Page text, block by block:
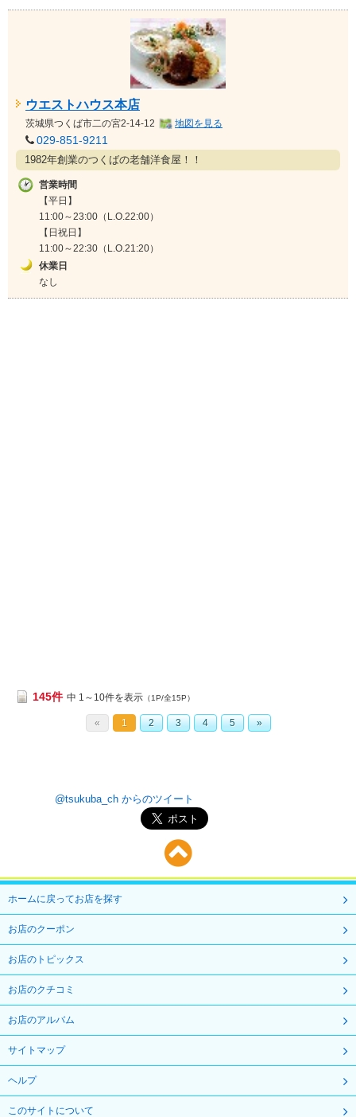
ウエストハウス本店
茨城県つくば市二の宮2-14-12 地図を見る
029-851-9211
1982年創業のつくばの老舗洋食屋！！
営業時間
【平日】
11:00～23:00（L.O.22:00）
【日祝日】
11:00～22:30（L.O.21:20）
休業日
なし
145件 中 1～10件を表示 （1P/全15P）
« 1 2 3 4 5 »
@tsukuba_ch からのツイート
ホームに戻ってお店を探す
お店のクーポン
お店のトピックス
お店のクチコミ
お店のアルバム
サイトマップ
ヘルプ
このサイトについて